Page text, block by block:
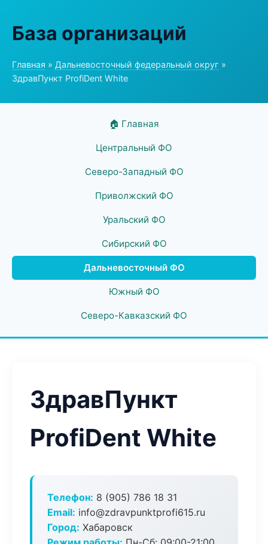
База организаций
Главная » Дальневосточный федеральный округ »
ЗдравПункт ProfiDent White
🏠 Главная
Центральный ФО
Северо-Западный ФО
Приволжский ФО
Уральский ФО
Сибирский ФО
Дальневосточный ФО
Южный ФО
Северо-Кавказский ФО
ЗдравПункт
ProfiDent White
Телефон: 8 (905) 786 18 31
Email: info@zdravpunktprofi615.ru
Город: Хабаровск